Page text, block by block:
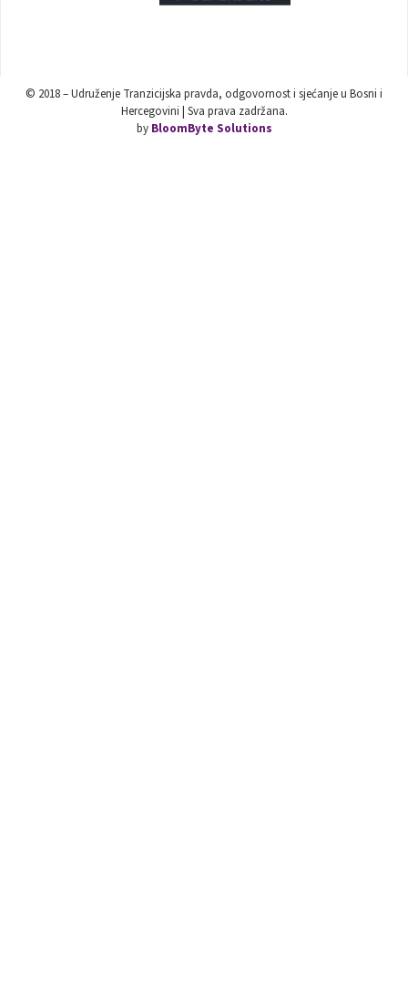
© 2018 – Udruženje Tranzicijska pravda, odgovornost i sjećanje u Bosni i
Hercegovini | Sva prava zadržana.
by BloomByte Solutions